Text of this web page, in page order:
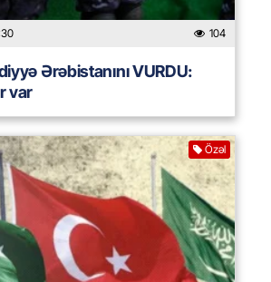
104
Ərəbistanını VURDU:
var
Özəl